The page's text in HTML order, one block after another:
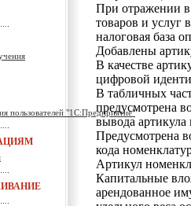
пользователей "1С:Предприятие"
При отражении в
товаров и услуг
налоговая база
Добавлены
В качестве
цифровой
В табличных
предусмотрена
вывода
Предусмотрена
кода
Артикул
Капитальные
арендованное